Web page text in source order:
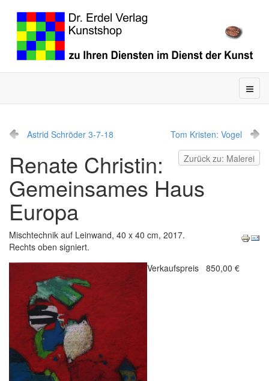
Astrid Schröder 3-7-18
Tom Kristen: Vogel
Zurück zu: Malerei
Renate Christin:
Gemeinsames Haus
Europa
Mischtechnik auf Leinwand, 40 x 40 cm, 2017.
Rechts oben signiert.
Verkaufspreis 850,00 €